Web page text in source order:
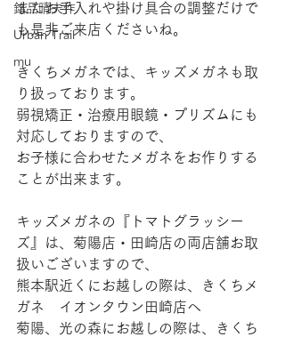
銘品晴夫作
Urban Trail
mu
またお手入れや掛け具合の調整だけで
も是非ご来店くださいね。
きくちメガネでは、キッズメガネも取
り扱っております。
弱視矯正・治療用眼鏡・プリズムにも
対応しておりますので、
お子様に合わせたメガネをお作りする
ことが出来ます。
キッズメガネの『トマトグラッシー
ズ』は、菊陽店・田崎店の両店舗お取
扱いございますので、
熊本駅近くにお越しの際は、きくちメ
ガネ　イオンタウン田崎店へ
菊陽、光の森にお越しの際は、きくち